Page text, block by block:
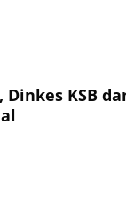
KSB